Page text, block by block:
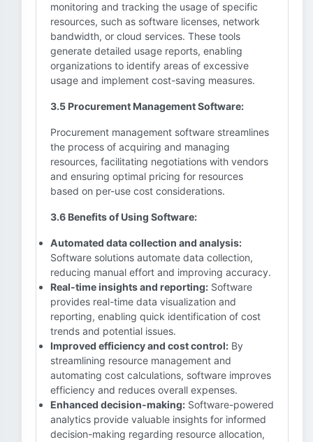
monitoring and tracking the usage of specific
resources, such as software licenses, network
bandwidth, or cloud services. These tools
generate detailed usage reports, enabling
organizations to identify areas of excessive
usage and implement cost-saving measures.
3.5 Procurement Management Software:
Procurement management software streamlines
the process of acquiring and managing
resources, facilitating negotiations with vendors
and ensuring optimal pricing for resources
based on per-use cost considerations.
3.6 Benefits of Using Software:
Automated data collection and analysis:
Software solutions automate data collection,
reducing manual effort and improving accuracy.
Real-time insights and reporting: Software
provides real-time data visualization and
reporting, enabling quick identification of cost
trends and potential issues.
Improved efficiency and cost control: By
streamlining resource management and
automating cost calculations, software improves
efficiency and reduces overall expenses.
Enhanced decision-making: Software-powered
analytics provide valuable insights for informed
decision-making regarding resource allocation,